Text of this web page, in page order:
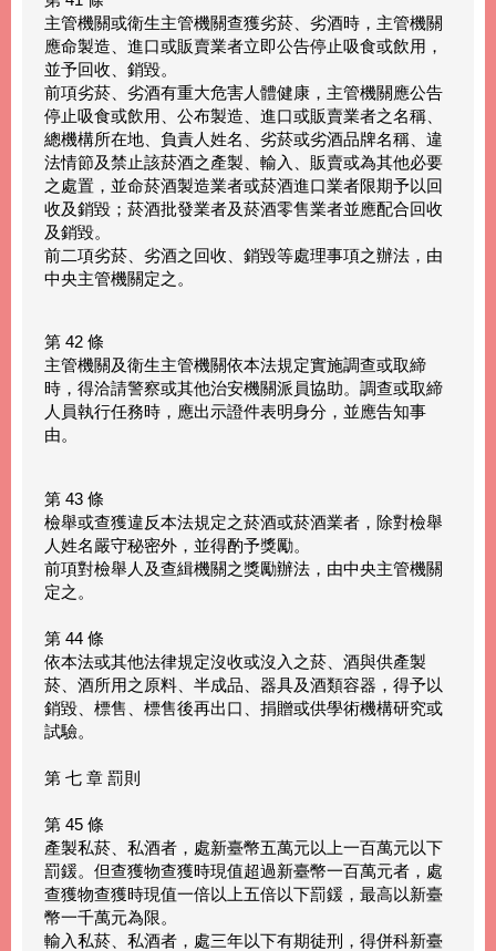
主管機關或衛生主管機關查獲劣菸、劣酒時，主管機關
應命製造、進口或販賣業者立即公告停止吸食或飲用，
並予回收、銷毀。
前項劣菸、劣酒有重大危害人體健康，主管機關應公告
停止吸食或飲用、公布製造、進口或販賣業者之名稱、
總機構所在地、負責人姓名、劣菸或劣酒品牌名稱、違
法情節及禁止該菸酒之產製、輸入、販賣或為其他必要
之處置，並命菸酒製造業者或菸酒進口業者限期予以回
收及銷毀；菸酒批發業者及菸酒零售業者並應配合回收
及銷毀。
前二項劣菸、劣酒之回收、銷毀等處理事項之辦法，由
中央主管機關定之。
第 42 條
主管機關及衛生主管機關依本法規定實施調查或取締
時，得洽請警察或其他治安機關派員協助。調查或取締
人員執行任務時，應出示證件表明身分，並應告知事
由。
第 43 條
檢舉或查獲違反本法規定之菸酒或菸酒業者，除對檢舉
人姓名嚴守秘密外，並得酌予獎勵。
前項對檢舉人及查緝機關之獎勵辦法，由中央主管機關
定之。
第 44 條
依本法或其他法律規定沒收或沒入之菸、酒與供產製
菸、酒所用之原料、半成品、器具及酒類容器，得予以
銷毀、標售、標售後再出口、捐贈或供學術機構研究或
試驗。
第 七 章 罰則
第 45 條
產製私菸、私酒者，處新臺幣五萬元以上一百萬元以下
罰鍰。但查獲物查獲時現值超過新臺幣一百萬元者，處
查獲物查獲時現值一倍以上五倍以下罰鍰，最高以新臺
幣一千萬元為限。
輸入私菸、私酒者，處三年以下有期徒刑，得併科新臺